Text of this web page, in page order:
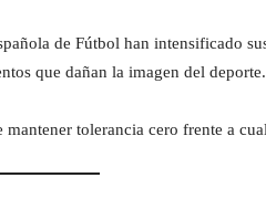
de Fútbol han intensificado
que dañan la imagen del deporte.
tolerancia cero frente a